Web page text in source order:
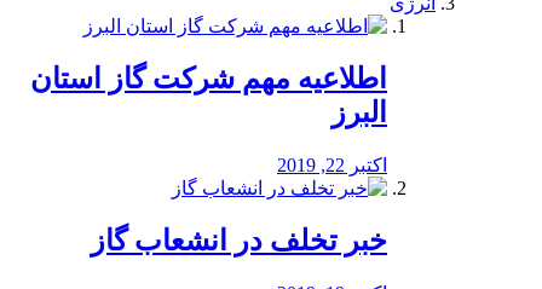
️اطلاعیه مهم شرکت گاز استان
البرز
اکتبر 22, 2019
خبر تخلف در انشعاب گاز